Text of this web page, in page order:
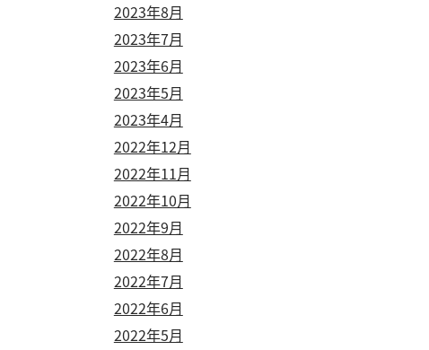
2023年8月
2023年7月
2023年6月
2023年5月
2023年4月
2022年12月
2022年11月
2022年10月
2022年9月
2022年8月
2022年7月
2022年6月
2022年5月